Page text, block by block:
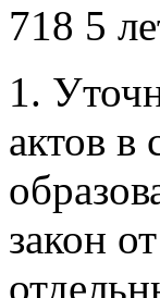
718 5
1.
актов в
закон